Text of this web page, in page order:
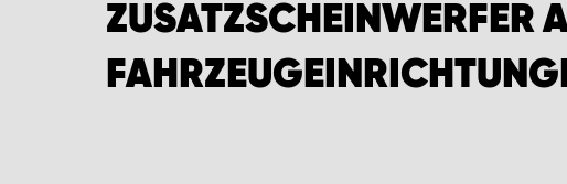
ZUSATZSCHEINWERFER